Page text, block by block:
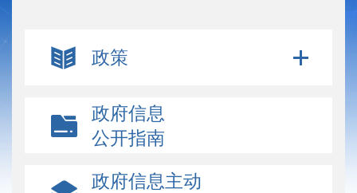
政策
政府信息
公开指南
政府信息主动